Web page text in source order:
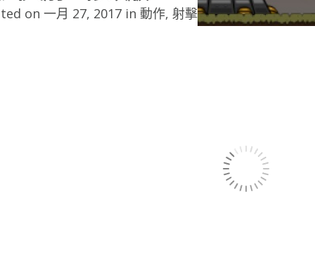
on 一月 27, 2017 in 動作, 射擊